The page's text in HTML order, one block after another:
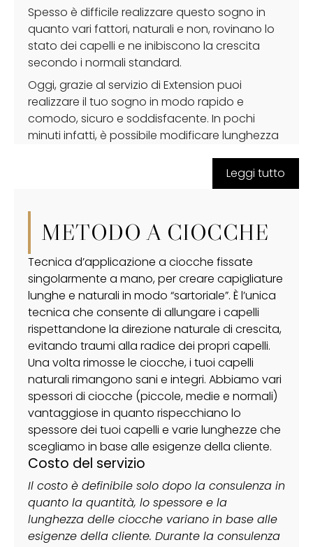
Spesso è difficile realizzare questo sogno in
quanto vari fattori, naturali e non, rovinano lo
stato dei capelli e ne inibiscono la crescita
secondo i normali standard.
Oggi, grazie al servizio di Extension puoi
realizzare il tuo sogno in modo rapido e
comodo, sicuro e soddisfacente. In pochi
minuti infatti, è possibile modificare lunghezza
il proprio colore, le proprie abitudini e i propri
Nei nostri Atelier Incantalupo eseguire un
servizio diAllungamento oInfoltimento
Parziale* , è una “normalità quotidiana” dal
2001, anno in cui ci siamo specializzati in
questo servizio.
Nel corso degli anni tanti sistemi sono nati e
tanti sono scomparsi. La maggior parte di essi
erano stati creati solo per “velocizzare” la
creazione del risultato finale, tralasciando
naturalezza dell’effetto, la salute dei propri
capelli e i desideri della cliente.
Noi da sempre adottiamo un sistema di
allungamento che è definito “sartoriale” in
quanto il risultato finale, iper naturale e
confortevole, è dato dal metodo di
applicazione, rigorosamente a ciocche, di vari
spessori, di pregiati capelli veri provenienti dai
templi indiani, che ricostruisce una chioma
seguendo la nascita dei propri capelli, la
densità per zona e il colore desiderato.
Leggi tutto
METODO A CIOCCHE
Tecnica d’applicazione a ciocche fissate
singolarmente a mano, per creare capigliature
lunghe e naturali in modo “sartoriale”. È l’unica
tecnica che consente di allungare i capelli
rispettandone la direzione naturale di crescita,
evitando traumi alla radice dei propri capelli.
Una volta rimosse le ciocche, i tuoi capelli
naturali rimangono sani e integri. Abbiamo vari
spessori di ciocche (piccole, medie e normali)
vantaggiose in quanto rispecchiano lo
spessore dei tuoi capelli e varie lunghezze che
scegliamo in base alle esigenze della cliente.
Costo del servizio
Il costo è definibile solo dopo la consulenza in
quanto la quantità, lo spessore e la
lunghezza delle ciocche variano in base alle
esigenze della cliente. Durante la consulenza